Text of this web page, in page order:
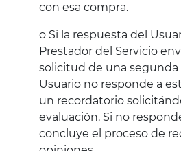
con esa compra.
o Si la respuesta del
Prestador del Servicio
solicitud de una segunda
Usuario no responde a
un recordatorio
evaluación. Si no
concluye el proceso de